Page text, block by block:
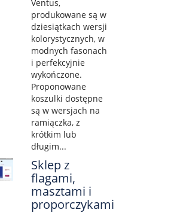
Ventus,
produkowane są w
dziesiątkach wersji
kolorystycznych, w
modnych fasonach
i perfekcyjnie
wykończone.
Proponowane
koszulki dostępne
są w wersjach na
ramiączka, z
krótkim lub
długim...
Sklep z
flagami,
masztami i
proporczykami